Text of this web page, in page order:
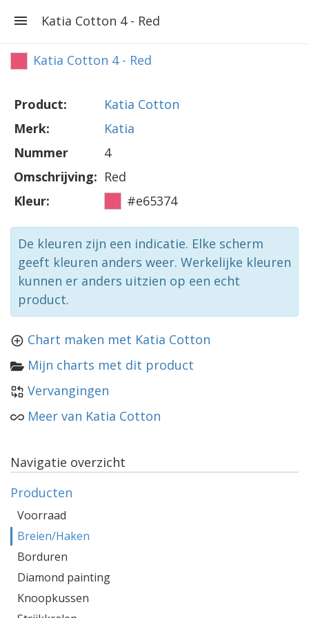
Katia Cotton 4 - Red
Katia Cotton 4 - Red
Product:
Katia Cotton
Merk:
Katia
Nummer
4
Omschrijving: Red
Kleur:
#e65374
De kleuren zijn een indicatie. Elke scherm
geeft kleuren anders weer. Werkelijke kleuren
kunnen er anders uitzien op een echt
product.
Chart maken met Katia Cotton
Mijn charts met dit product
Vervangingen
Meer van Katia Cotton
Navigatie overzicht
Producten
Voorraad
Breien/Haken
Borduren
Diamond painting
Knoopkussen